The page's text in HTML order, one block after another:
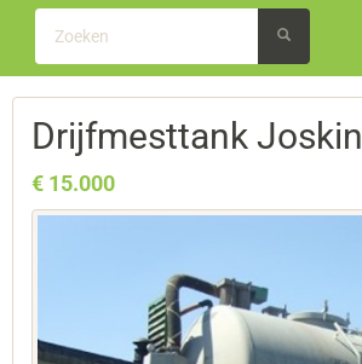
Drijfmesttank Joskin
€ 15.000